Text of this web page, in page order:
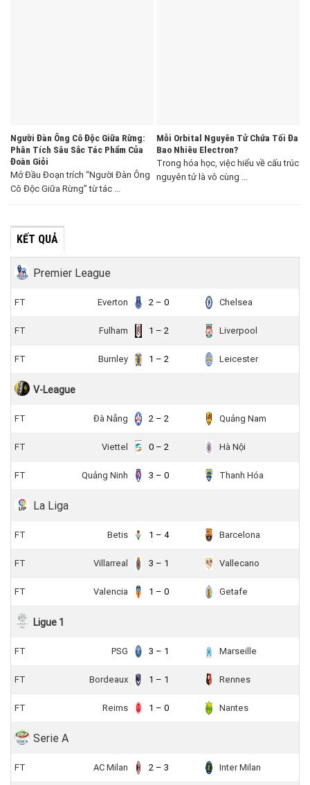
Người Đàn Ông Cô Độc Giữa Rừng:
Phân Tích Sâu Sắc Tác Phẩm Của
Đoàn Giỏi
Mở Đầu Đoạn trích “Người Đàn Ông
Cô Độc Giữa Rừng” từ tác ...
Mỗi Orbital Nguyên Tử Chứa Tối Đa
Bao Nhiêu Electron?
Trong hóa học, việc hiểu về cấu trúc
nguyên tử là vô cùng ...
KẾT QUẢ
Premier League
FT Everton 2 – 0 Chelsea
FT Fulham 1 – 2 Liverpool
FT Burnley 1 – 2 Leicester
V-League
FT Đà Nẵng 2 – 2 Quảng Nam
FT Viettel 0 – 2 Hà Nội
FT Quảng Ninh 3 – 0 Thanh Hóa
La Liga
FT Betis 1 – 4 Barcelona
FT Villarreal 3 – 1 Vallecano
FT Valencia 1 – 0 Getafe
Ligue 1
FT PSG 3 – 1 Marseille
FT Bordeaux 1 – 1 Rennes
FT Reims 1 – 0 Nantes
Serie A
FT AC Milan 2 – 3 Inter Milan